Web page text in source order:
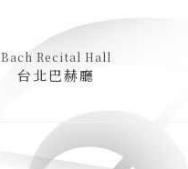
Bach Recital Hall
台北巴赫廳